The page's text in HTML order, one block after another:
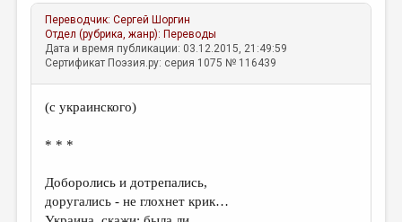
АВТОРЫ
КОММЕНТАРИИ
ЛИТСАЛОН
НОВОСТИ
ПРАВИЛА САЙТА
ОТДЕЛЫ И РУБРИКИ
ИЗБРАННОЕ
Переводчик:Сергей Шоргин
Отдел (рубрика, жанр): Переводы
Дата и время публикации: 03.12.2015, 21:49:59
Сертификат Поэзия.ру: серия 1075 № 116439
(с украинского)
* * *
Доборолись и дотрепались,
доругались - не глохнет крик…